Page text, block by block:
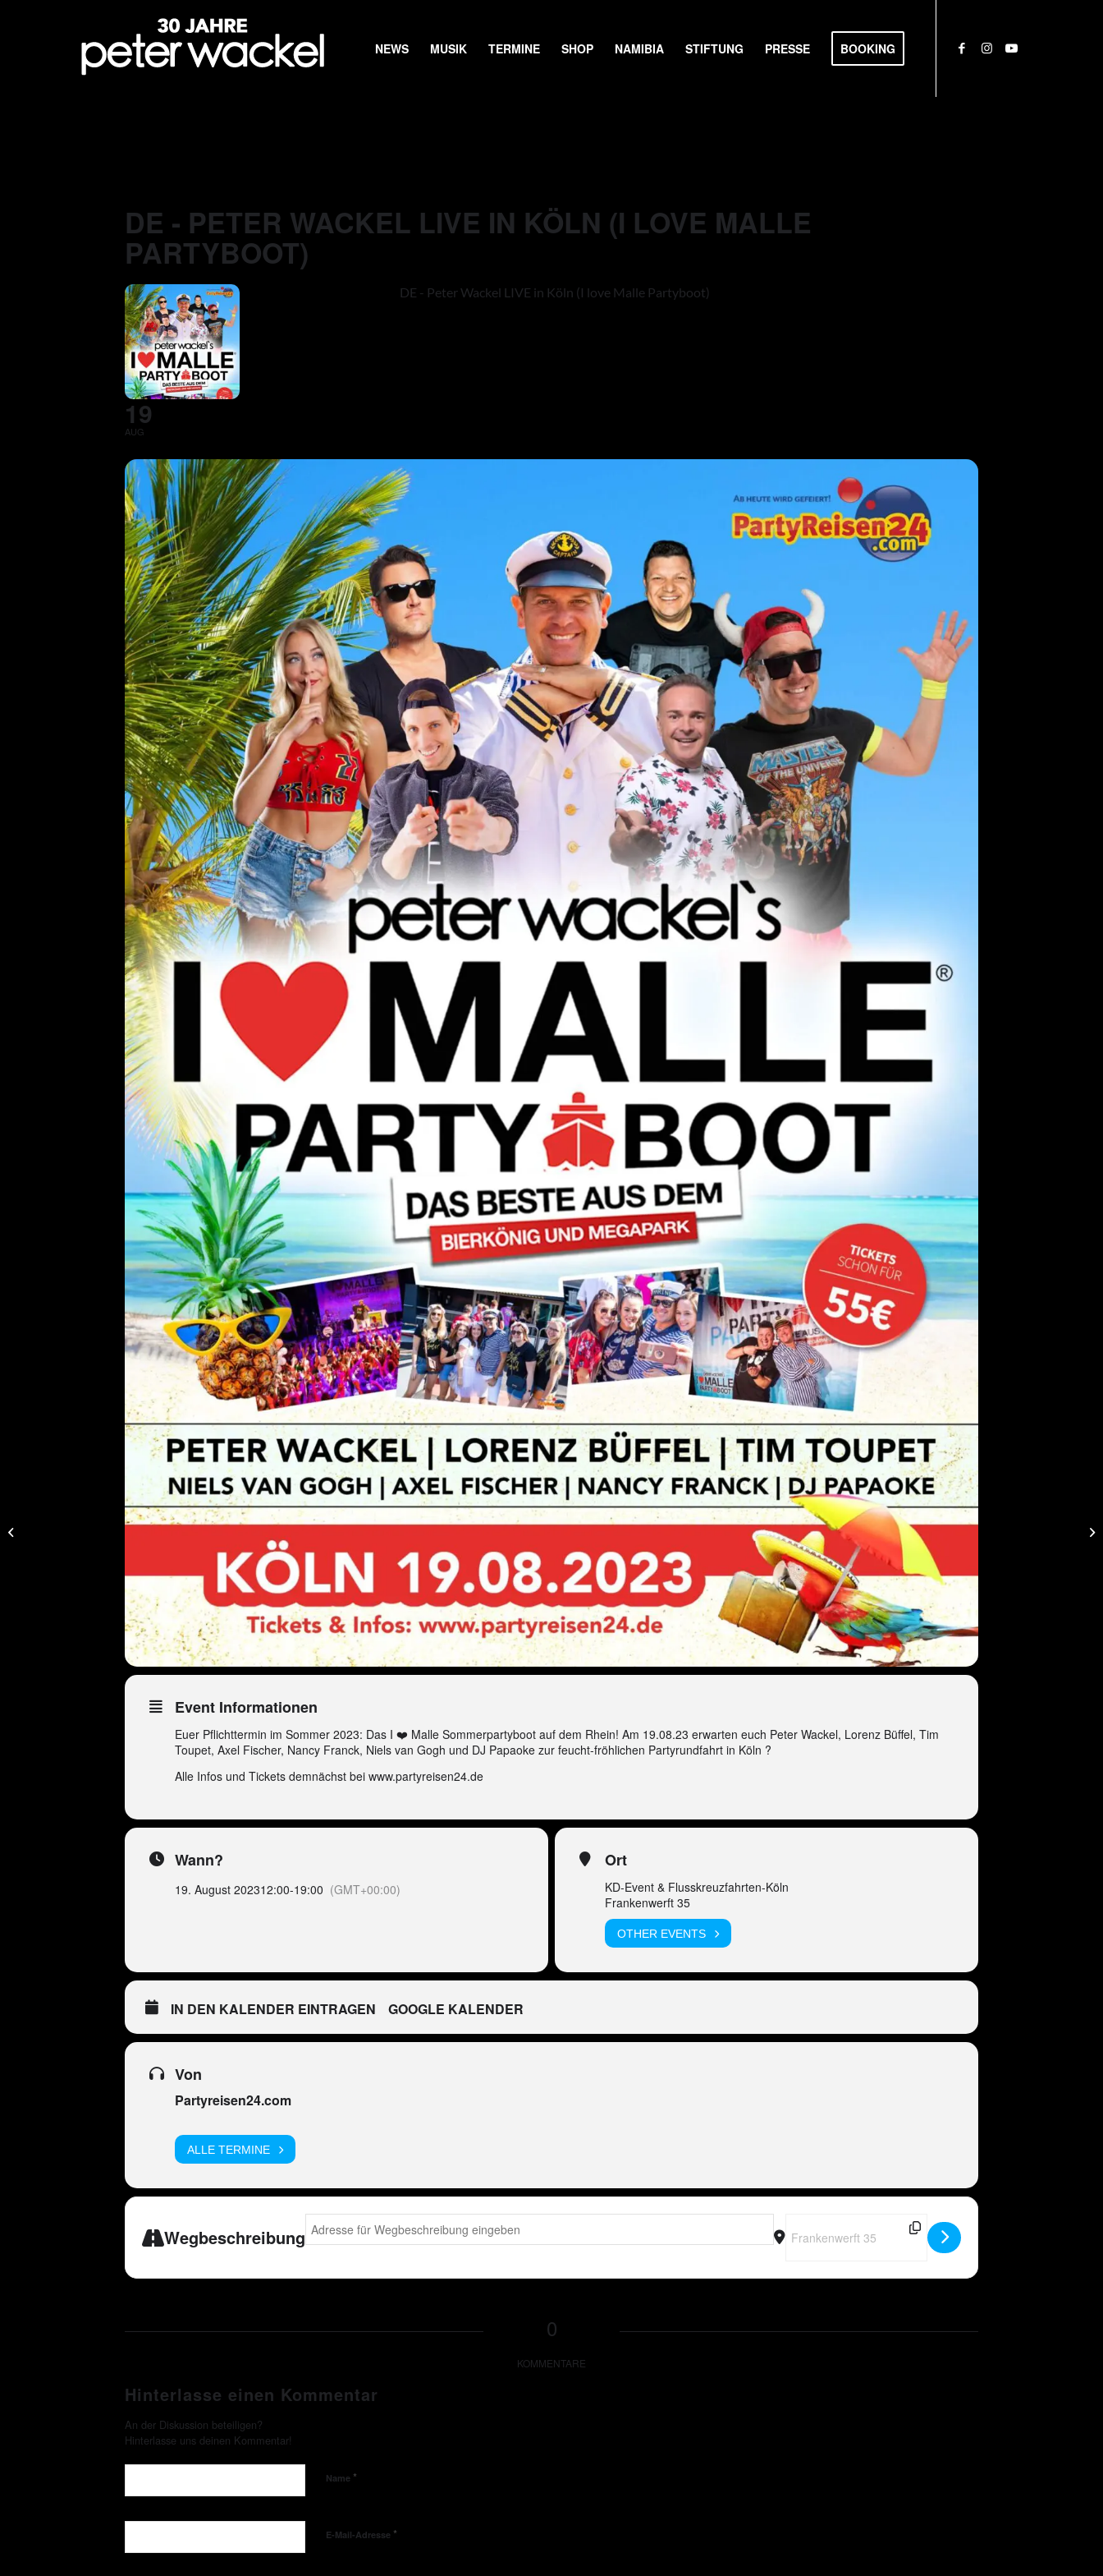
NEWS MUSIK TERMINE SHOP NAMIBIA STIFTUNG PRESSE BOOKING
DE - PETER WACKEL LIVE IN KÖLN (I LOVE MALLE
PARTYBOOT)
19
AUG
DE - Peter Wackel LIVE in Köln (I love Malle Partyboot)
Event Informationen
Euer Pflichttermin im Sommer 2023: Das I ❤️ Malle Sommerpartyboot auf dem Rhein! Am 19.08.23 erwarten euch Peter Wackel, Lorenz Büffel, Tim
Toupet, Axel Fischer, Nancy Franck, Niels van Gogh und DJ Papaoke zur feucht-fröhlichen Partyrundfahrt in Köln ?
Alle Infos und Tickets demnächst bei www.partyreisen24.de
Wann?
19. August 202312:00-19:00 (GMT+00:00)
Ort
KD-Event & Flusskreuzfahrten-Köln
Frankenwerft 35
OTHER EVENTS
IN DEN KALENDER EINTRAGEN GOOGLE KALENDER
Von
Partyreisen24.com
ALLE TERMINE
Wegbeschreibung
Address - DE - Peter Wackel LIVE in Köln (I love Malle Partyboot) [mPvUIglte] Destination Address - DE - Peter Wackel LIVE in Köln (I love
0
KOMMENTARE
Hinterlasse einen Kommentar
An der Diskussion beteiligen?
Hinterlasse uns deinen Kommentar!
Name *
E-Mail-Adresse *
🇩🇪 Peter Wackel LIVE